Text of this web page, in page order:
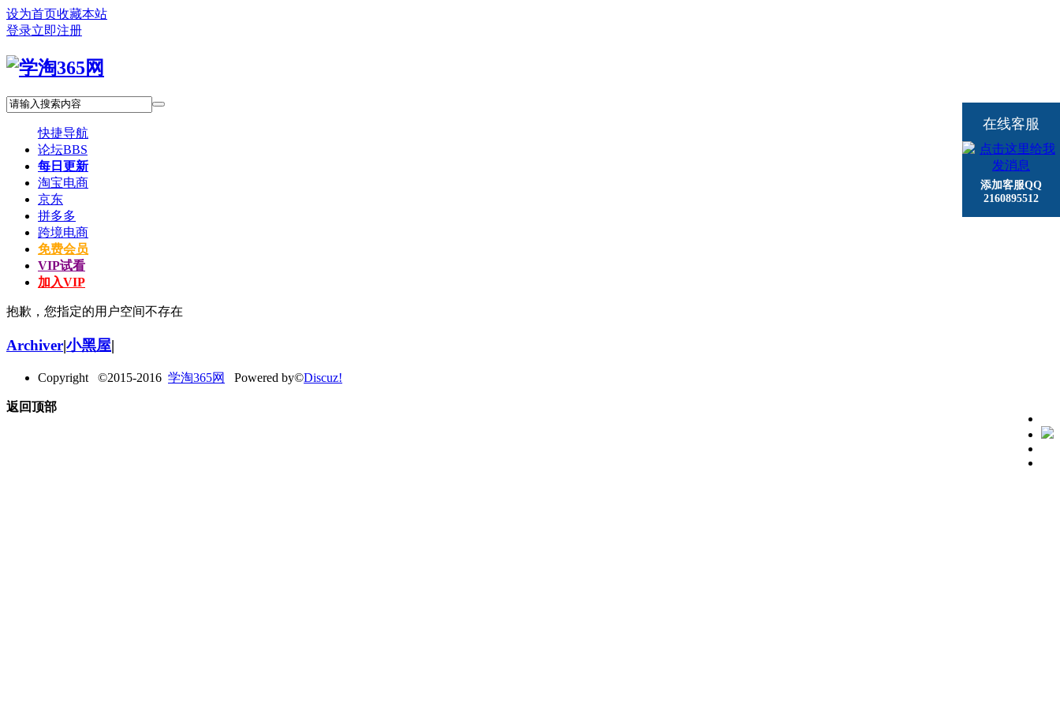
设为首页收藏本站
登录立即注册
快捷导航
论坛BBS
每日更新
淘宝电商
京东
拼多多
跨境电商
免费会员
VIP试看
加入VIP
抱歉，您指定的用户空间不存在
在线客服
添加客服QQ
2160895512
Archiver|小黑屋|
Copyright ©2015-2016 学淘365网 Powered by©Discuz!
返回顶部